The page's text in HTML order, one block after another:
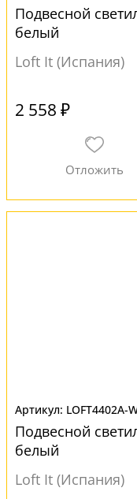
Подвесной
белый
Loft It (Испания)
2 558 ₽
LOFT4402A-
Подвесной
белый
Loft It (Испания)